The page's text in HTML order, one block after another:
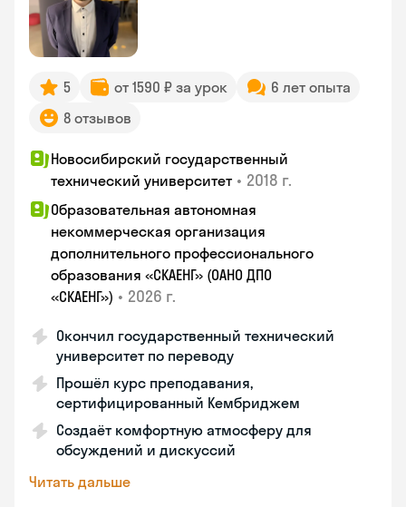
5 от 1590 ₽ за урок
6 лет опыта
8 отзывов
Новосибирский государственный
технический университет • 2018 г.
Образовательная автономная
некоммерческая организация
дополнительного профессионального
образования «СКАЕНГ» (ОАНО ДПО
«СКАЕНГ») • 2026 г.
Окончил государственный технический
университет по переводу
Прошёл курс преподавания,
сертифицированный Кембриджем
Создаёт комфортную атмосферу для
обсуждений и дискуссий
Читать дальше